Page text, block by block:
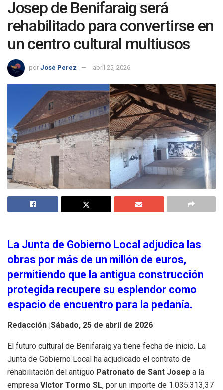
Josep de Benifaraig será
rehabilitado para convertirse en
un centro cultural multiusos
por José Perez abril 25, 2026
La Junta de Gobierno Local adjudica las
obras por más de un millón de euros,
permitiendo que la antigua construcción
protegida recupere su esplendor como
espacio de encuentro para la pedanía.
Redacción |Sábado, 25 de abril de 2026
El futuro cultural de Benifaraig ya tiene fecha de inicio. La
Junta de Gobierno Local ha adjudicado el contrato de
rehabilitación del antiguo Patronato de Sant Josep a la
empresa Víctor Tormo SL, por un importe de 1.035.313,37